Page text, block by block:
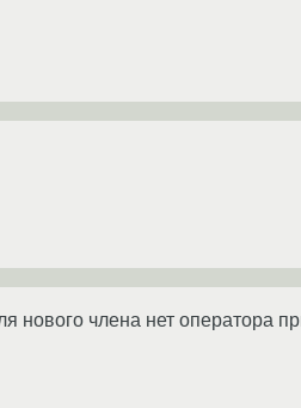
нового члена нет оператора